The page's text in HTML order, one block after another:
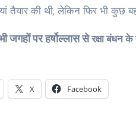
तैयार की थी, लेकिन फिर भी कुछ
पर हर्षोल्लास सेरक्षा बंधन के
X Facebook